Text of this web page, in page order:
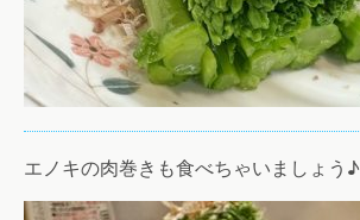
エノキの肉巻きも食べちゃいましょう♪